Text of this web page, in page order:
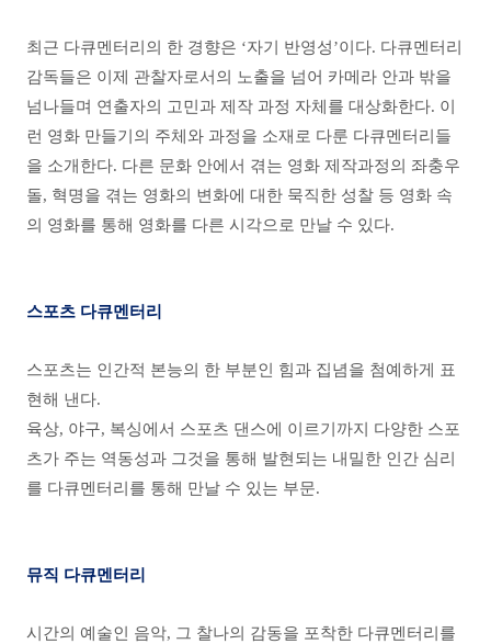
최근 다큐멘터리의 한 경향은 ‘자기 반영성’이다. 다큐멘터리
감독들은 이제 관찰자로서의 노출을 넘어 카메라 안과 밖을
넘나들며 연출자의 고민과 제작 과정 자체를 대상화한다. 이
런 영화 만들기의 주체와 과정을 소재로 다룬 다큐멘터리들
을 소개한다. 다른 문화 안에서 겪는 영화 제작과정의 좌충우
돌, 혁명을 겪는 영화의 변화에 대한 묵직한 성찰 등 영화 속
의 영화를 통해 영화를 다른 시각으로 만날 수 있다.
스포츠 다큐멘터리
스포츠는 인간적 본능의 한 부분인 힘과 집념을 첨예하게 표
현해 낸다.
육상, 야구, 복싱에서 스포츠 댄스에 이르기까지 다양한 스포
츠가 주는 역동성과 그것을 통해 발현되는 내밀한 인간 심리
를 다큐멘터리를 통해 만날 수 있는 부문.
뮤직 다큐멘터리
시간의 예술인 음악, 그 찰나의 감동을 포착한 다큐멘터리를